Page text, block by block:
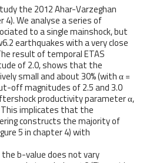
the 2012 Ahar-Varzeghan
4). We analyse a series of
to a single mainshock, but
earthquakes with a very close
result of temporal ETAS
of 2.0, shows that the
small and about 30% (with α =
off magnitudes of 2.5 and 3.0
productivity parameter α,
This implicates that the
constructs the majority of
5 in chapter 4) with
b-value does not vary